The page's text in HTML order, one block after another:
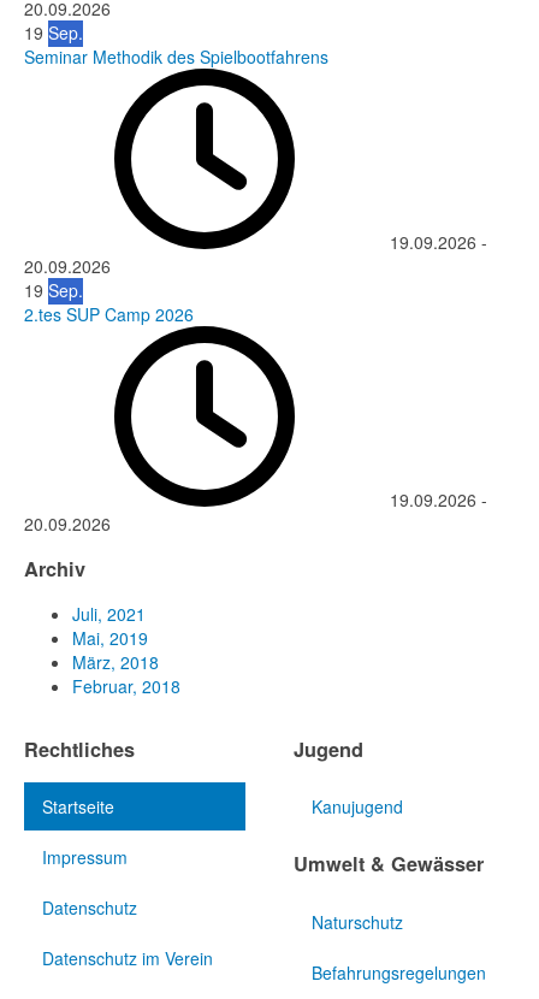
20.09.2026
19 Sep.
Seminar Methodik des Spielbootfahrens
19.09.2026 -
20.09.2026
19 Sep.
2.tes SUP Camp 2026
19.09.2026 -
20.09.2026
Archiv
Juli, 2021
Mai, 2019
März, 2018
Februar, 2018
Rechtliches
Startseite
Impressum
Datenschutz
Datenschutz im Verein
Jugend
Kanujugend
Umwelt & Gewässer
Naturschutz
Befahrungsregelungen